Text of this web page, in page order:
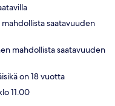
saatavuuden
mahdollista saatavuuden
on 18 vuotta
11.00